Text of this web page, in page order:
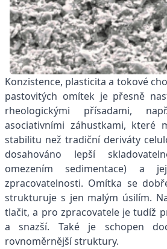
Konzistence, plasticita a tokové
pastovitých omítek je přesně
rheologickými přísadami,
asociativními záhustkami, které
stabilitu než tradiční deriváty
dosahováno lepší
omezením sedimentace) a
zpracovatelnosti. Omítka se
strukturuje s jen malým úsilím.
tlačit, a pro zpracovatele je tudíž
a snazší. Také je schopen
rovnoměrnější struktury.